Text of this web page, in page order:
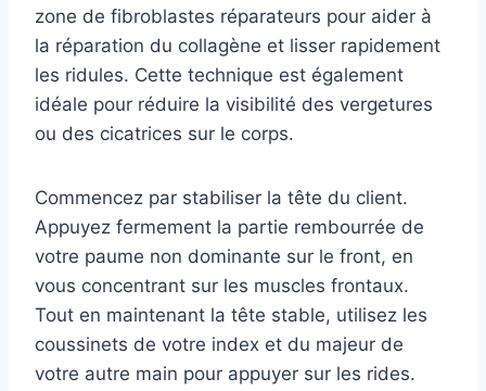
zone de fibroblastes réparateurs pour aider à
la réparation du collagène et lisser rapidement
les ridules. Cette technique est également
idéale pour réduire la visibilité des vergetures
ou des cicatrices sur le corps.
Commencez par stabiliser la tête du client.
Appuyez fermement la partie rembourrée de
votre paume non dominante sur le front, en
vous concentrant sur les muscles frontaux.
Tout en maintenant la tête stable, utilisez les
coussinets de votre index et du majeur de
votre autre main pour appuyer sur les rides.